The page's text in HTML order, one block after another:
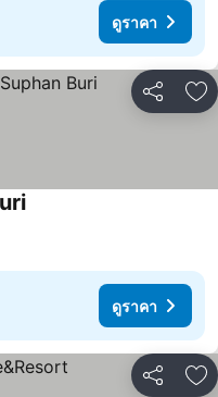
ดูราคา
แชร์ เ
ดูราคา
แชร์ เ